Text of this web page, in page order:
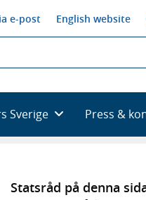
e-post English website
Sverige Press &
Statsråd på denna